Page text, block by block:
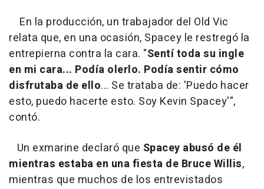
En la producción, un trabajador del Old Vic
relata que, en una ocasión, Spacey le restregó la
entrepierna contra la cara. "Sentí toda su ingle
en mi cara... Podía olerlo. Podía sentir cómo
disfrutaba de ello... Se trataba de: 'Puedo hacer
esto, puedo hacerte esto. Soy Kevin Spacey'",
contó.
Un exmarine declaró que Spacey abusó de él
mientras estaba en una fiesta de Bruce Willis,
mientras que muchos de los entrevistados